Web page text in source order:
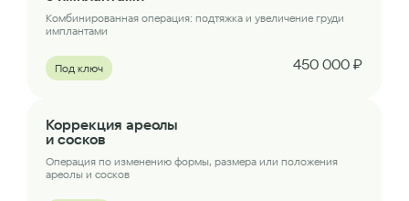
Комбинированная операция: подтяжка и увеличение груди
имплантами
Под ключ 450 000 ₽
Коррекция ареолы
и сосков
Операция по изменению формы, размера или положения
ареолы и сосков